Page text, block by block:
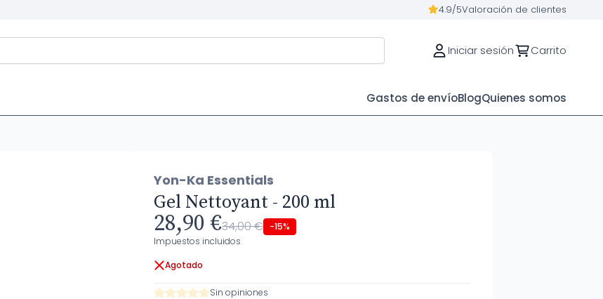
4.9/5Valoración de clientes
Iniciar sesión Carrito
Gastos de envíoBlogQuienes somos
Yon-Ka Essentials
Gel Nettoyant - 200 ml
28,90 €34,00 € -15%
Impuestos incluidos
Agotado
Sin opiniones